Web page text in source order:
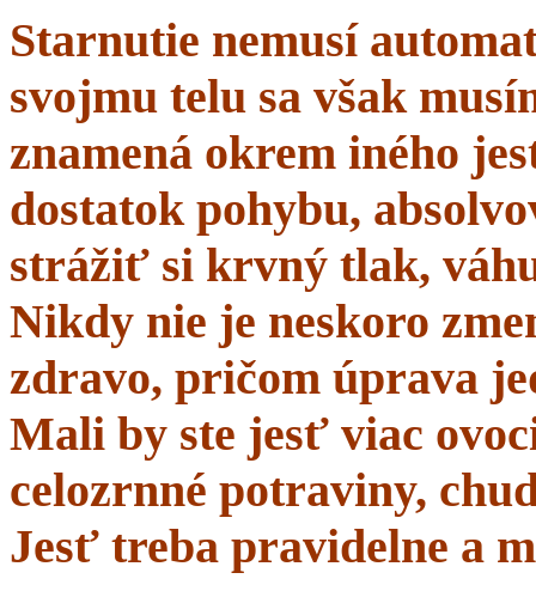
Starnutie nemusí
svojmu telu sa však
znamená okrem iného
dostatok pohybu,
strážiť si krvný tlak,
Nikdy nie je neskoro
zdravo, pričom úprava
Mali by ste jesť viac
celozrnné potraviny,
Jesť treba pravidelne a